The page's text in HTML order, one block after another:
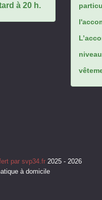
à 20 h.
par svp34.fr 2025 - 2026
à domicile